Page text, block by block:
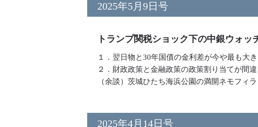
2025年5月9日号
トランプ関税ショック下の中銀ウォッ
１．翌日物と30年国債の金利差が今や最も大
２．財政政策と金融政策の政策割り当てが間
（余談）茨城ひたち海浜公園の満開ネモフィ
2025年4月14日号